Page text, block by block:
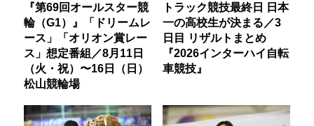
『第69回オールスター競
輪（G1）』「ドリームレ
ース」「オリオン賞レー
ス」想定番組／8月11日
（火・祝）〜16日（日）
松山競輪場
トラック競技最終日 日本
一の高校生が決まる／3
日目 リザルトまとめ
『2026インターハイ自転
車競技』